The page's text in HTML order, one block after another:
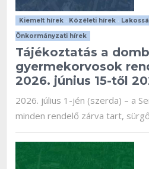
Kiemelt hírek • Közéleti hírek •
Önkormányzati hírek
Tájékoztatás a
gyermekorvosok
2026. június 15-től
2026. július 1-jén (szerda) – a
minden rendelő zárva tart,